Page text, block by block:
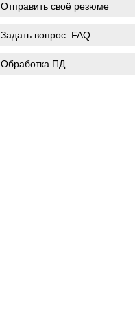
Отправить своё резюме
Задать вопрос. FAQ
Обработка ПД